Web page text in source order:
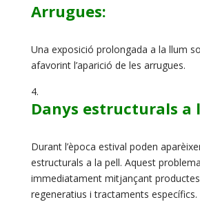
Arrugues:
Una exposició prolongada a la llum
afavorint l’aparició de les arrugues.
Danys estructurals a
Durant l’època estival poden
estructurals a la pell. Aquest
immediatament mitjançant
regeneratius i tractaments específics.